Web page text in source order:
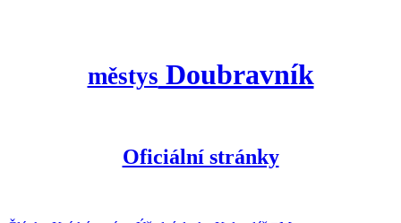
městys Doubravník
Oficiální stránky